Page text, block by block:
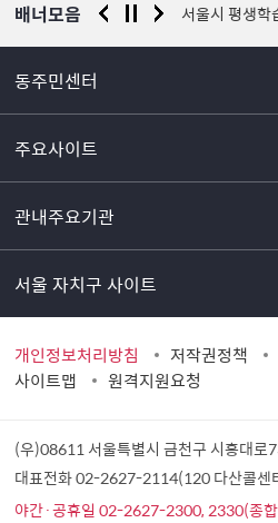
배너모음
경찰청 유실물 통합포털 서울시 평생학
동주민센터
주요사이트
관내주요기관
서울 자치구 사이트
개인정보처리방침 저작권정책
사이트맵
원격지원요청
(우)08611 서울특별시 금천구 시흥대로
대표전화 02-2627-2114(120 다산콜센
야간·공휴일 02-2627-2300, 2330(종